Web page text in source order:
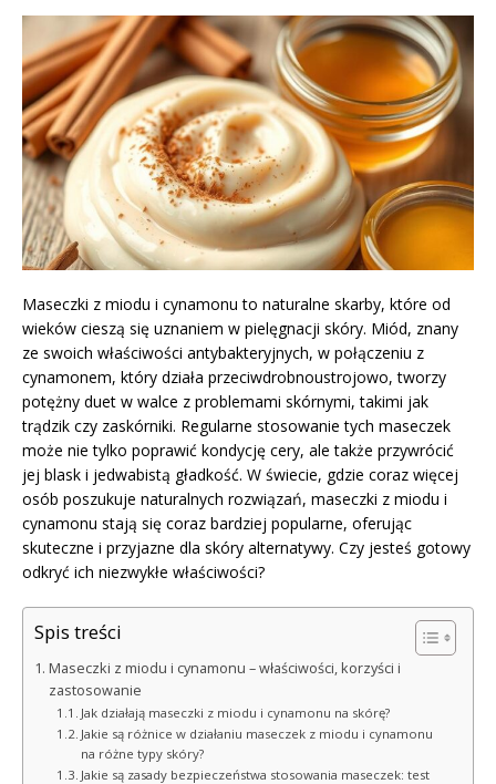
Maseczki z miodu i cynamonu to naturalne skarby, które od
wieków cieszą się uznaniem w pielęgnacji skóry. Miód, znany
ze swoich właściwości antybakteryjnych, w połączeniu z
cynamonem, który działa przeciwdrobnoustrojowo, tworzy
potężny duet w walce z problemami skórnymi, takimi jak
trądzik czy zaskórniki. Regularne stosowanie tych maseczek
może nie tylko poprawić kondycję cery, ale także przywrócić
jej blask i jedwabistą gładkość. W świecie, gdzie coraz więcej
osób poszukuje naturalnych rozwiązań, maseczki z miodu i
cynamonu stają się coraz bardziej popularne, oferując
skuteczne i przyjazne dla skóry alternatywy. Czy jesteś gotowy
odkryć ich niezwykłe właściwości?
Spis treści
Maseczki z miodu i cynamonu – właściwości, korzyści i
zastosowanie
Jak działają maseczki z miodu i cynamonu na skórę?
Jakie są różnice w działaniu maseczek z miodu i cynamonu
na różne typy skóry?
Jakie są zasady bezpieczeństwa stosowania maseczek: test